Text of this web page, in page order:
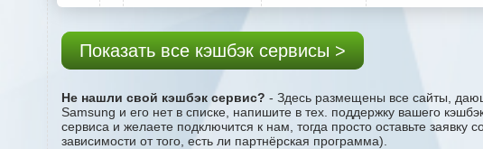
Показать все кэшбэк сервисы >
Не нашли свой кэшбэк сервис? - Здесь размещены все сайты,
Samsung и его нет в списке, напишите в тех. поддержку вашего
сервиса и желаете подключится к нам, тогда просто оставьте
зависимости от того, есть ли партнёрская программа).